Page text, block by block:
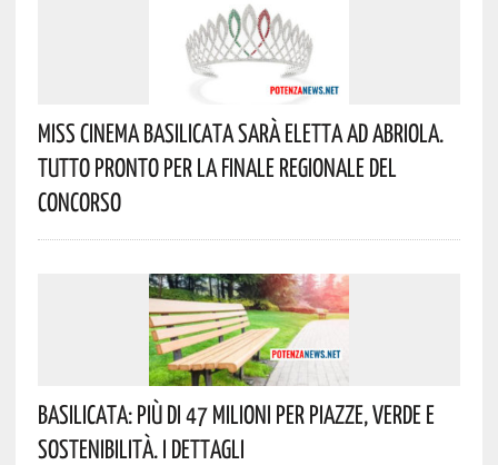
Miss Cinema Basilicata Sarà Eletta Ad Abriola.
Tutto Pronto Per La Finale Regionale Del
Concorso
Basilicata: Più Di 47 Milioni Per Piazze, Verde E
Sostenibilità. I Dettagli